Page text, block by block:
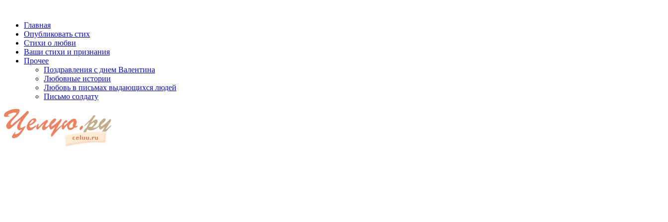
Главная
Опубликовать стих
Стихи о любви
Ваши стихи и признания
Прочее
Поздравления с днем Валентина
Любовные истории
Любовь в письмах выдающихся людей
Письмо солдату